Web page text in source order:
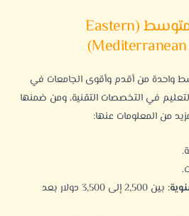
جامعة شرق البحر المتوسط (Eastern
واحدة من أقدم وأقوى الجامعات في
في التخصصات التقنية، ومن ضمنها
من المعلومات عنها:
بين 2,500 إلى 3,500 دولار بعد